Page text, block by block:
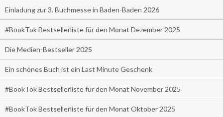
Einladung zur 3. Buchmesse in Baden-Baden 2026
#BookTok Bestsellerliste für den Monat Dezember 2025
Die Medien-Bestseller 2025
Ein schönes Buch ist ein Last Minute Geschenk
#BookTok Bestsellerliste für den Monat November 2025
#BookTok Bestsellerliste für den Monat Oktober 2025